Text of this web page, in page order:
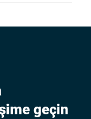
dilimlemeyi,
birleştirir.
bireysel çözüm.
geçin